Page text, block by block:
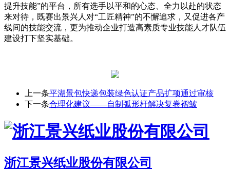
提升技能”的平台，所有选手以平和的心态、全力以赴的状态
来对待，既赛出景兴人对“工匠精神”的不懈追求，又促进各产
线间的技能交流，更为推动企业打造高素质专业技能人才队伍
建设打下坚实基础。
上一条平湖景包快递包装绿色认证产品扩项通过审核
下一条合理化建议——自制弧形杆解决复卷褶皱
浙江景兴纸业股份有限公司